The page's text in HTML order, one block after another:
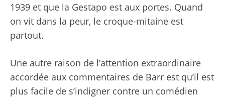
1939 et que la Gestapo est aux portes. Quand
on vit dans la peur, le croque-mitaine est
partout.
Une autre raison de l’attention extraordinaire
accordée aux commentaires de Barr est qu’il est
plus facile de s’indigner contre un comédien